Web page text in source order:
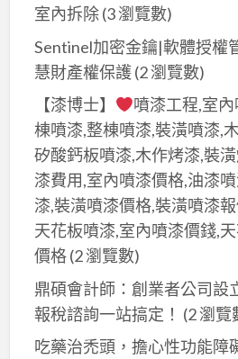
室內拆除(3 瀏覽數)
Sentinel加密金鑰|軟體授權
慧財產權保護(2 瀏覽數)
【漆博士】
噴漆工程,室
棟噴漆,整棟噴漆,裝潢噴漆,
矽酸鈣板噴漆,木作烤漆,裝
漆費用,室內噴漆價格,油漆
漆,裝潢噴漆價格,裝潢噴漆
天花板噴漆,室內噴漆價錢,
價格(2 瀏覽數)
鼎碩會計師：創業者公司設
報稅諮詢一站搞定！ (2 瀏覽
吃藥治禿頭，擔心性功能障